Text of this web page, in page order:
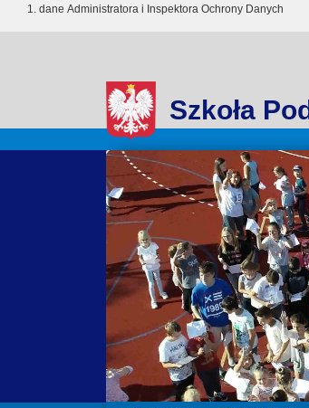
1. dane Administratora i Inspektora Ochrony Danych
Szkoła